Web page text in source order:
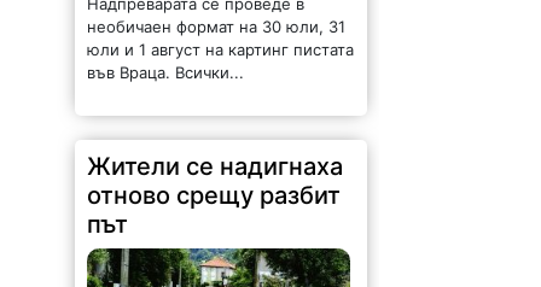
Жители се надигнаха
отново срещу разбит
път